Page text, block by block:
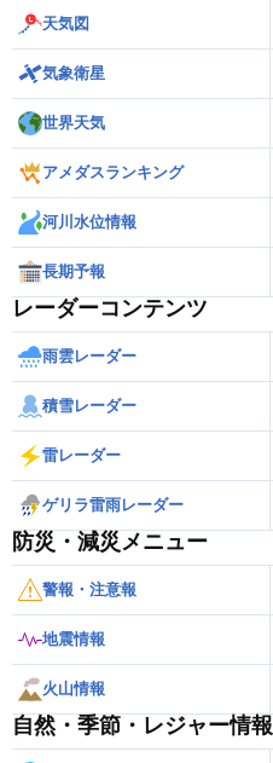
天気図
気象衛星
世界天気
アメダスランキング
河川水位情報
長期予報
レーダーコンテンツ
雨雲レーダー
積雪レーダー
雷レーダー
ゲリラ雷雨レーダー
防災・減災メニュー
警報・注意報
地震情報
火山情報
自然・季節・レジャー情報